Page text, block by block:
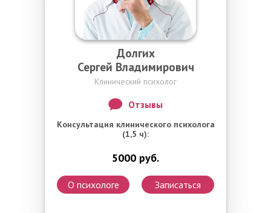
Долгих
Сергей Владимирович
Клинический психолог
Отзывы
Консультация клинического психолога
(1,5 ч):
5000 руб.
О психологе Записаться